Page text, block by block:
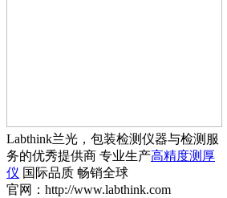
Labthink兰光，包装检测仪器与检测服
务的优秀提供商 专业生产高精度测厚
仪 国际品质 畅销全球
官网：http://www.labthink.com